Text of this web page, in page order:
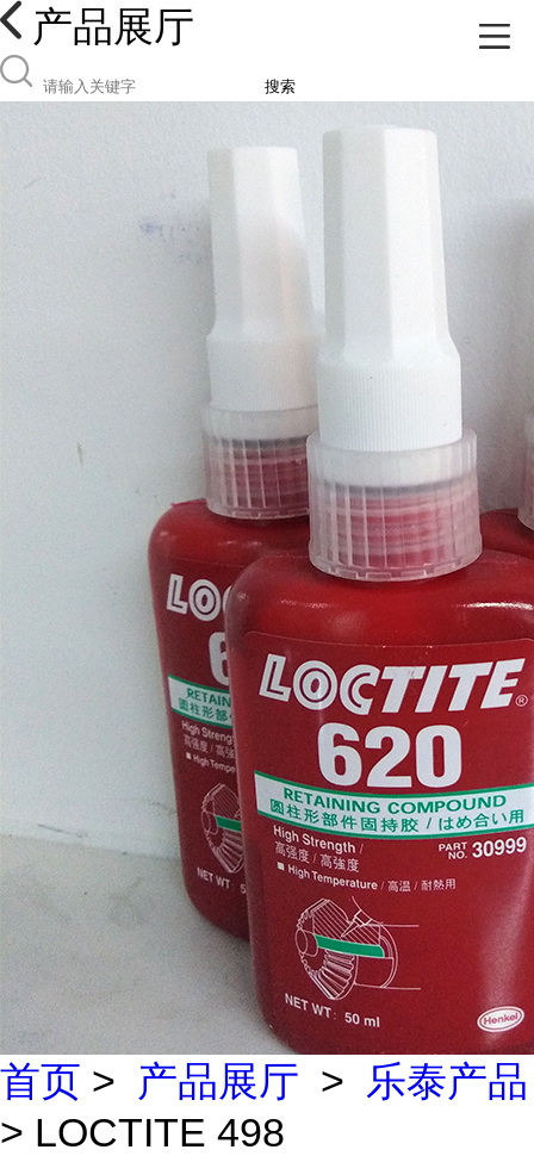
产品展厅
搜索
首页 > 产品展厅 > 乐泰产品
> LOCTITE 498